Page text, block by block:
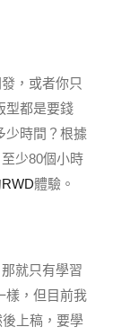
，或者你只
型都是要錢
少時間？根據
少80個小時
RWD體驗。
就只有學習
樣，但目前我
上稿，要學